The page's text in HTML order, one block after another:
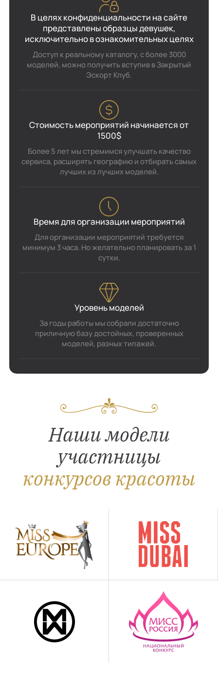
В целях конфиденциальности на сайте
представлены образцы девушек,
исключительно в ознакомительных целях
Доступ к реальному каталогу, с более 3000
моделей, можно получить вступив в Закрытый
Эскорт Клуб.
Стоимость мероприятий начинается от
1500$
Более 5 лет мы стремимся улучшать качество
сервиса, расширять географию и отбирать самых
лучших из лучших моделей.
Время для организации мероприятий
Для организации мероприятий требуется
минимум 3 часа. Но желательно планировать за 1
сутки.
Уровень моделей
За годы работы мы собрали достаточно
приличную базу достойных, проверенных
моделей, разных типажей.
Наши модели
участницы
конкурсов красоты